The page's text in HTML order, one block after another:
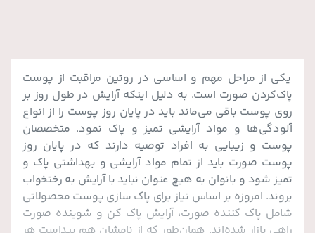
یکی از مراحل مهم و اساسی در روتین مراقبت از پوست
پاک‌کردن صورت است. به دلیل اینکه آرایش در طول روز بر
روی پوست باقی می‌ماند باید در پایان روز پوست را از انواع
آلودگی‌ها و مواد آرایشی تمیز و پاک نمود. متخصصان
پوست و زیبایی به افراد توصیه دارند که در پایان روز
پوست صورت باید از تمام مواد آرایشی و بهداشتی پاک و
تمیز شود و بانوان به هیچ عنوان نباید با آرایش به رختخواب
بروند. امروزه بر اساس نیاز برای پاک سازی پوست محصولاتی
شامل پاک کننده صورت، آرایش پاک کن و شوینده صورت